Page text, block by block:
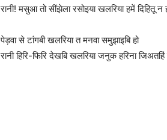
रानी! मसुआ तो सींझेला रसोइया खलरिया हमें दिहितू न
पेड़वा से टांगबी खलरिया त मनवा समुझाइबि हो
रानी हिरि-फिरि देखबि खलरिया जनुक हरिना जिअतहिं